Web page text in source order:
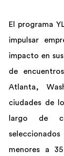
El programa
impulsar
impacto en
de
Atlanta,
ciudades de
largo de
menores a